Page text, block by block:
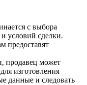
с выбора
условий сделки.​
предоставят
продавец может
изготовления
данные и следовать